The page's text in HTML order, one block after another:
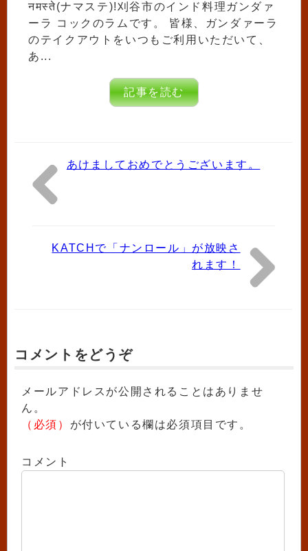
नमस्ते(ナマステ)!刈谷市のインド料理ガンダァ
ーラ コックのラムです。 皆様、ガンダァーラ
のテイクアウトをいつもご利用いただいて、
あ...
記事を読む
あけましておめでとうございます。
KATCHで「ナンロール」が放映さ
れます！
コメントをどうぞ
メールアドレスが公開されることはありませ
ん。
（必須） が付いている欄は必須項目です。
コメント